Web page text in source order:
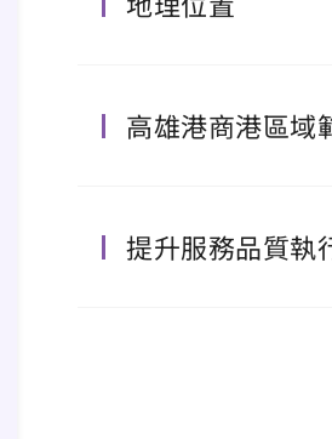
高雄港商港區域
提升服務品質執